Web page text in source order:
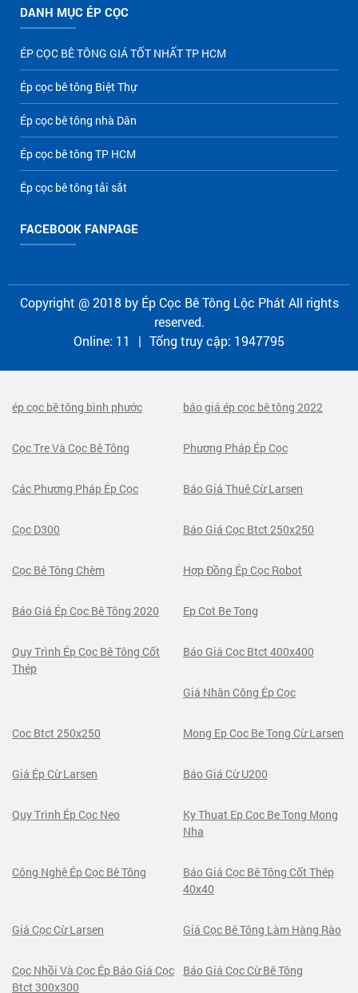
DANH MỤC ÉP CỌC
ÉP CỌC BÊ TÔNG GIÁ TỐT NHẤT TP HCM
Ép cọc bê tông Biệt Thự
Ép cọc bê tông nhà Dân
Ép cọc bê tông TP HCM
Ép cọc bê tông tải sắt
FACEBOOK FANPAGE
Copyright @ 2018 by Ép Cọc Bê Tông Lộc Phát All rights
reserved.
Online: 11 | Tổng truy cập: 1947795
ép cọc bê tông bình phước báo giá ép cọc bê tông 2022
Cọc Tre Và Cọc Bê Tông Phương Pháp Ép Cọc
Các Phương Pháp Ép Cọc Báo Giá Thuê Cừ Larsen
Cọc D300 Báo Giá Cọc Btct 250x250
Cọc Bê Tông Chèm Hợp Đồng Ép Cọc Robot
Báo Giá Ép Cọc Bê Tông 2020 Ep Cot Be Tong
Quy Trình Ép Cọc Bê Tông Cốt
Thép
Báo Giá Cọc Btct 400x400
Giá Nhân Công Ép Cọc
Coc Btct 250x250 Mong Ep Coc Be Tong Cừ Larsen
Giá Ép Cừ Larsen Báo Giá Cừ U200
Quy Trình Ép Cọc Neo
Ky Thuat Ep Coc Be Tong Mong
Nha
Công Nghệ Ép Cọc Bê Tông
Báo Giá Cọc Bê Tông Cốt Thép
40x40
Giá Cọc Cừ Larsen Giá Cọc Bê Tông Làm Hàng Rào
Cọc Nhồi Và Cọc Ép Báo Giá Cọc
Btct 300x300
Báo Giá Cọc Cừ Bê Tông